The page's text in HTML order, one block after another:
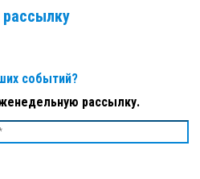
событий?
рассылку.